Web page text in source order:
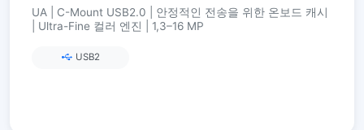
UA | C-Mount USB2.0 | 안정적인 전송을 위한 온보드 캐시
| Ultra-Fine 컬러 엔진 | 1,3–16 MP
USB2